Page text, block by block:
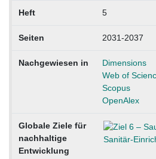
Heft 5
Seiten 2031-2037
Nachgewiesen in
Dimensions
Web of
Scopus
OpenAlex
Globale Ziele für
nachhaltige
Entwicklung